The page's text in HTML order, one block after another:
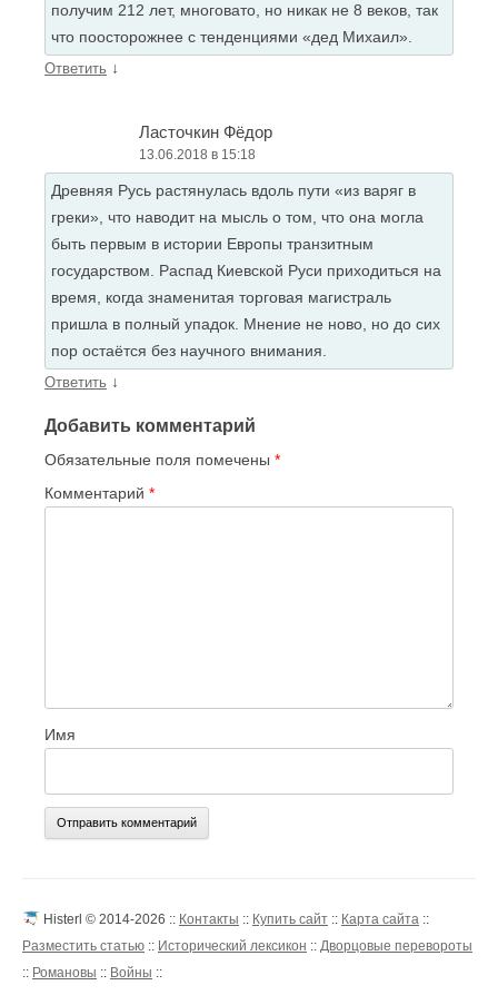
получим 212 лет, многовато, но никак не 8 веков, так
что поосторожнее с тенденциями «дед Михаил».
Ответить ↓
Ласточкин Фёдор
13.06.2018 в 15:18
Древняя Русь растянулась вдоль пути «из варяг в
греки», что наводит на мысль о том, что она могла
быть первым в истории Европы транзитным
государством. Распад Киевской Руси приходиться на
время, когда знаменитая торговая магистраль
пришла в полный упадок. Мнение не ново, но до сих
пор остаётся без научного внимания.
Ответить ↓
Добавить комментарий
Обязательные поля помечены *
Комментарий *
Имя
Histerl © 2014-2026 :: Контакты :: Купить сайт :: Карта сайта ::
Разместить статью :: Исторический лексикон :: Дворцовые перевороты
:: Романовы :: Войны ::